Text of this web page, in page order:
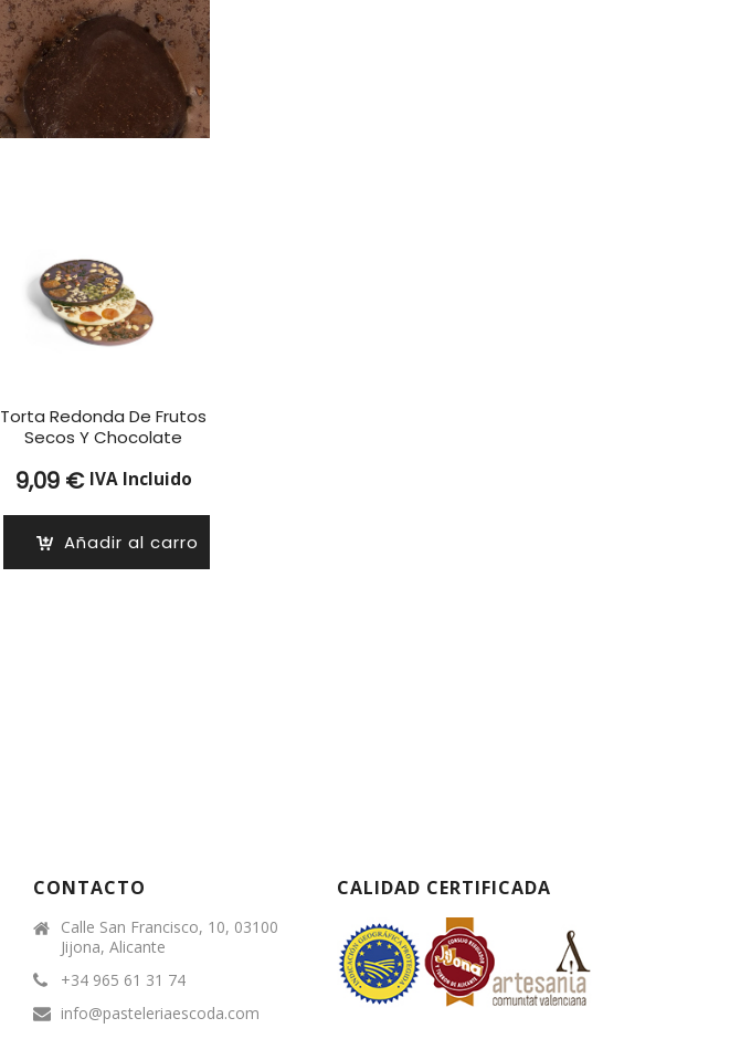
Torta Redonda De Frutos
Secos Y Chocolate
9,09 € IVA Incluido
Añadir al carro
CONTACTO
Calle San Francisco, 10, 03100
Jijona, Alicante
+34 965 61 31 74
info@pasteleriaescoda.com
CALIDAD CERTIFICADA